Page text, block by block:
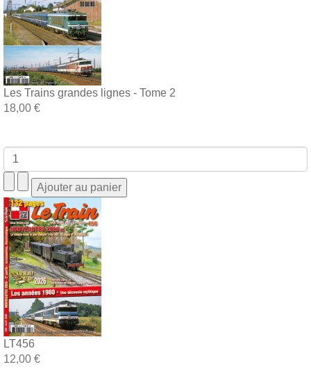
Les Trains grandes lignes - Tome 2
18,00 €
LT456
12,00 €